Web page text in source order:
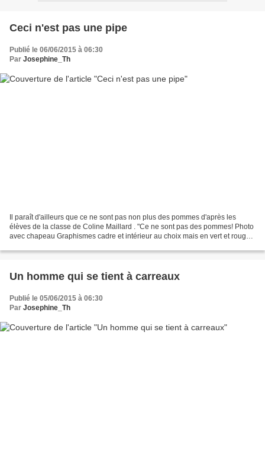
Ceci n'est pas une pipe
Publié le 06/06/2015 à 06:30
Par Josephine_Th
Il paraît d'ailleurs que ce ne sont pas non plus des pommes d'après les
élèves de la classe de Coline Maillard . "Ce ne sont pas des pommes! Photo
avec chapeau Graphismes cadre et intérieur au choix mais en vert et rouge
Un homme qui se tient à carreaux
Publié le 05/06/2015 à 06:30
Par Josephine_Th